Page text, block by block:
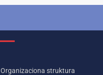
Organizaciona struktura